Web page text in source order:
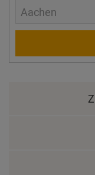
Aachen